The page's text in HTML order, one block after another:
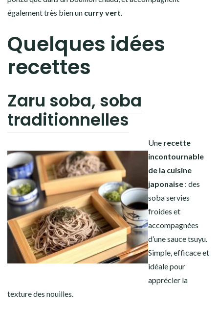
également très bien un curry vert.
Quelques idées
recettes
Zaru soba, soba
traditionnelles
Une recette
incontournable
de la cuisine
japonaise : des
soba servies
froides et
accompagnées
d’une sauce tsuyu.
Simple, efficace et
idéale pour
apprécier la
texture des nouilles.